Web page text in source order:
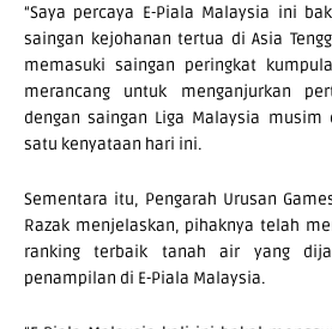
“Saya percaya E-Piala Malaysia ini
saingan kejohanan tertua di Asia
memasuki saingan peringkat
merancang untuk menganjurkan
dengan saingan Liga Malaysia musim
satu kenyataan hari ini.
Sementara itu, Pengarah Urusan
Razak menjelaskan, pihaknya telah
ranking terbaik tanah air yang
penampilan di E-Piala Malaysia.